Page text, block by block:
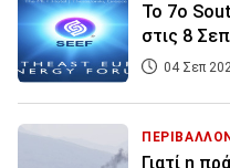
To 7ο
στις 8
04 Σεπ
ΠΕΡΙΒΑΛΛΟΝ
Γιατί η